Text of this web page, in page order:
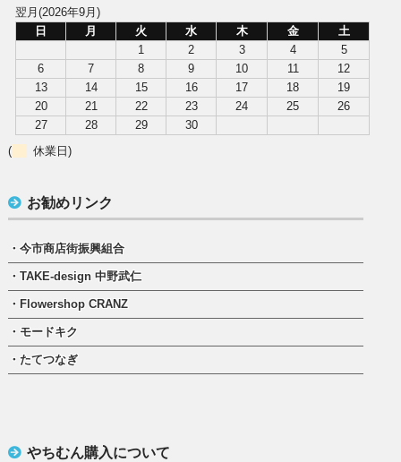
翌月(2026年9月)
日
月 火 水 木 金
土
1
2 3 4
5
6
7 8 9 10 11
12
13
14 15 16 17 18
19
20
21 22 23 24 25
26
27
28 29
30
(
休業日)
お勧めリンク
・今市商店街振興組合
・TAKE-design 中野武仁
・Flowershop CRANZ
・モードキク
・たてつなぎ
やちむん購入について